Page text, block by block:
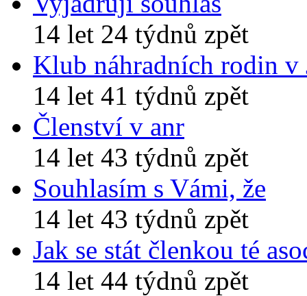
14 let 24 týdnů zpět
Klub náhradních rodin v
14 let 41 týdnů zpět
Členství v anr
14 let 43 týdnů zpět
Souhlasím s Vámi, že
14 let 43 týdnů zpět
Jak se stát členkou té
14 let 44 týdnů zpět